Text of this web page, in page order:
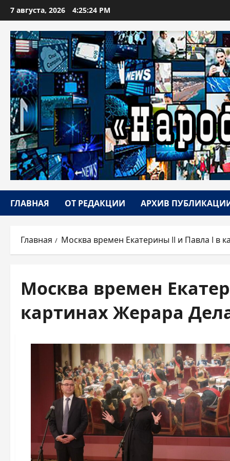
Перейти
к
содержимому
7 августа, 2026 4:25:25 PM
ГЛАВНАЯ ОТ РЕДАКЦИИ АРХИВ
Главная Москва времен Екатерины II и Павла I в
Москва времен
картинах Жерара